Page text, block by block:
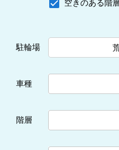
空きのある階
駐輪場
車種
階層